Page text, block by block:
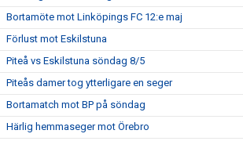
Bortamöte mot Linköpings FC 12:e maj
Förlust mot Eskilstuna
Piteå vs Eskilstuna söndag 8/5
Piteås damer tog ytterligare en seger
Bortamatch mot BP på söndag
Härlig hemmaseger mot Örebro